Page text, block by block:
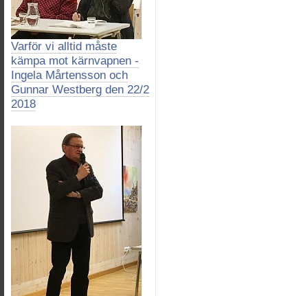
Varför vi alltid måste
kämpa mot kärnvapnen -
Ingela Mårtensson och
Gunnar Westberg den 22/2
2018